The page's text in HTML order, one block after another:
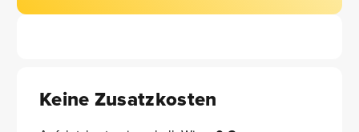
Keine Zusatzkosten